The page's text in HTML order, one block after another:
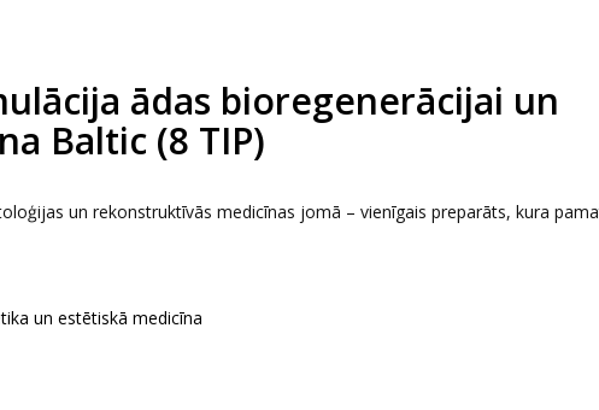
ādas bioregenerācijai un
Baltic (8 TIP)
un rekonstruktīvās medicīnas jomā – vienīgais preparāts, kura
un estētiskā medicīna